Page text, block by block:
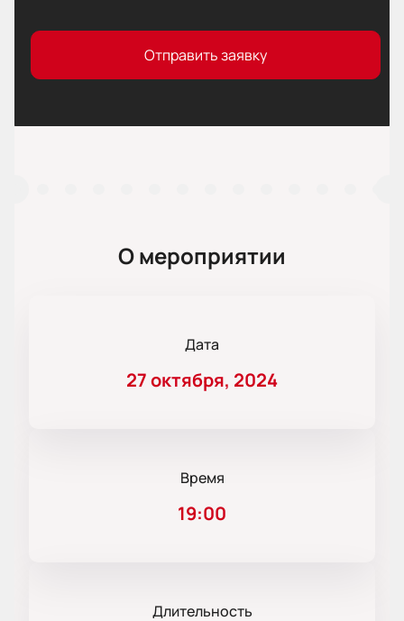
Отправить заявку
О мероприятии
Дата
27 октября, 2024
Время
19:00
Длительность